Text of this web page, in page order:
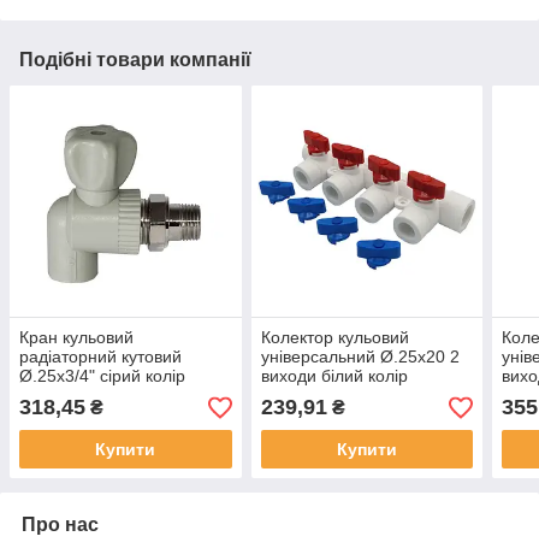
Подібні товари компанії
Кран кульовий
радіаторний кутовий
Ø.25x3/4" сірий колір
(5/45шт) ASCO®
318,45 ₴
Купити
Колектор кульовий
універсальний Ø.25x20 2
виходи білий колір
(5/25шт) ASCO®
239,91₴
Купити
(3/
Про нас